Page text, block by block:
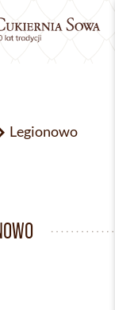
Legionowo